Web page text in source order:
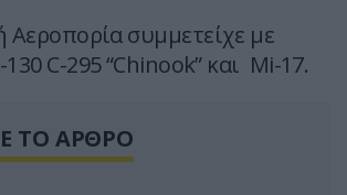
Αεροπορία συμμετείχε με
C-295 “Chinook” και Mi-17.
ΤΟ ΑΡΘΡΟ